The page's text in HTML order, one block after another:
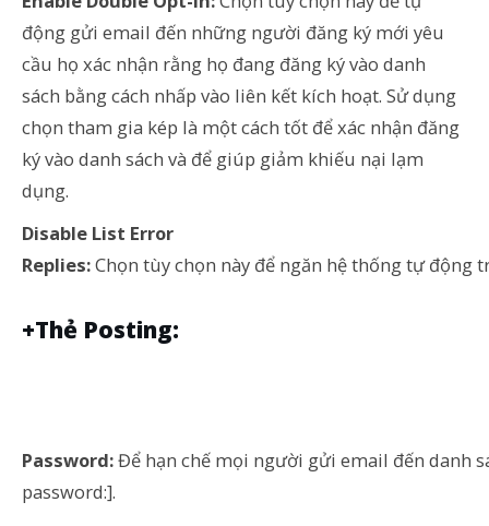
động gửi email đến những người đăng ký mới yêu
cầu họ xác nhận rằng họ đang đăng ký vào danh
sách bằng cách nhấp vào liên kết kích hoạt. Sử dụng
chọn tham gia kép là một cách tốt để xác nhận đăng
ký vào danh sách và để giúp giảm khiếu nại lạm
dụng.
Disable List Error
Replies:Chọn tùy chọn này để ngăn hệ thống tự động
+Thẻ Posting:
Password:Để hạn chế mọi người gửi email đến danh
password:].